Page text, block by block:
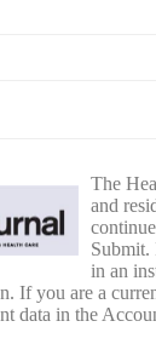
The
and
Submit.
in an
If you are a
data in the